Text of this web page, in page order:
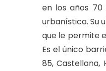
en los años
urbanística. Su
que le permite
Es el único
85, Castellana,